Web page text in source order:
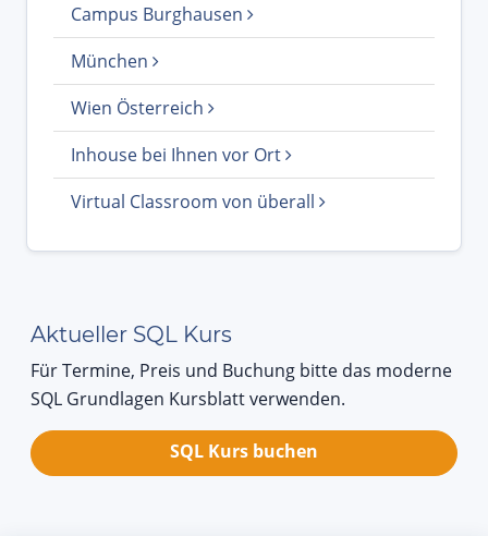
Campus Burghausen
München
Wien Österreich
Inhouse bei Ihnen vor Ort
Virtual Classroom von überall
Aktueller SQL Kurs
Für Termine, Preis und Buchung bitte das moderne
SQL Grundlagen Kursblatt verwenden.
SQL Kurs buchen